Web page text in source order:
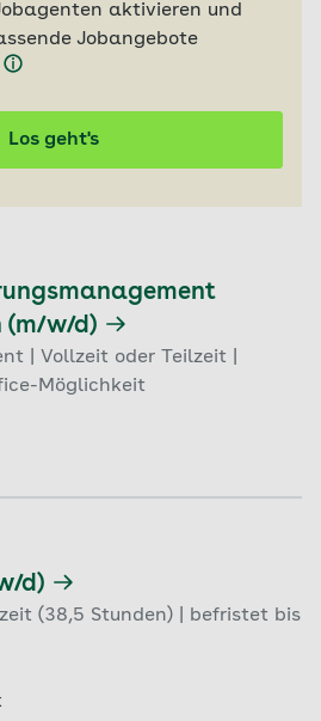
aktivieren und
Jobangebote
Los geht's
(m/w/d)
| Vollzeit oder Teilzeit |
Möglichkeit
d)
(38,5 Stunden) | befristet bis